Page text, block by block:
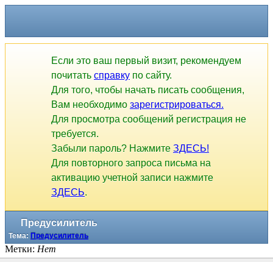
Если это ваш первый визит, рекомендуем
почитать справку по сайту.
Для того, чтобы начать писать сообщения,
Вам необходимо зарегистрироваться.
Для просмотра сообщений регистрация не
требуется.
Забыли пароль? Нажмите ЗДЕСЬ!
Для повторного запроса письма на
активацию учетной записи нажмите
ЗДЕСЬ.
Предусилитель
Тема: Предусилитель
Метки: Нет